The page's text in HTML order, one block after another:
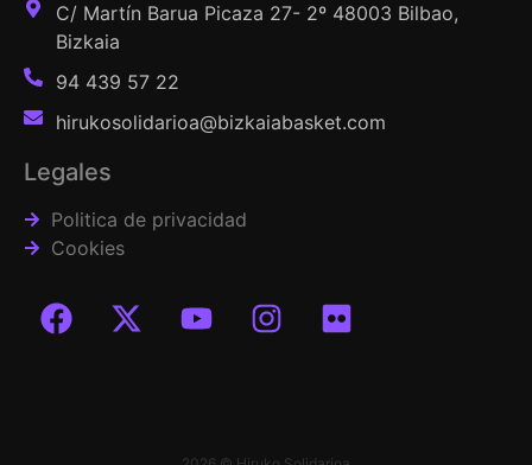
C/ Martín Barua Picaza 27- 2º 48003 Bilbao,
Bizkaia
94 439 57 22
hirukosolidarioa@bizkaiabasket.com
Legales
Politica de privacidad
Cookies